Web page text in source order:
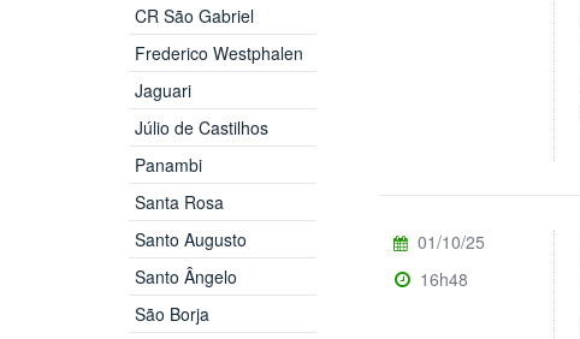
CR São Gabriel
Frederico Westphalen
Jaguari
Júlio de Castilhos
Panambi
Santa Rosa
Santo Augusto
Santo Ângelo
São Borja
01/10/25
16h48